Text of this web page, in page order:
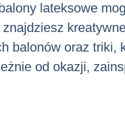
lateksowe
balonów oraz triki,
od okazji,